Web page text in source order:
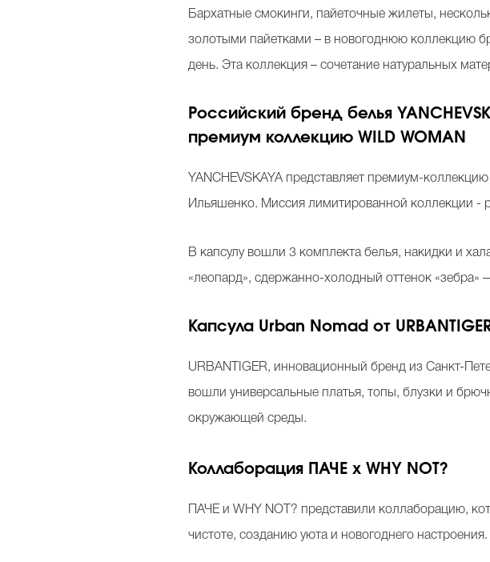
Бархатные смокинги, пайеточные жилеты,
золотыми пайетками – в новогоднюю коллекцию
день. Эта коллекция – сочетание натуральных
Российский бренд белья
премиум коллекцию WILD WOMAN
YANCHEVSKAYA представляет премиум-
Ильяшенко. Миссия лимитированной коллекции -
В капсулу вошли 3 комплекта белья, накидки и
«леопард», сдержанно-холодный оттенок
Капсула Urban Nomad от
URBANTIGER, инновационный бренд из Санкт-
вошли универсальные платья, топы, блузки и
окружающей среды.
Коллаборация ПАЧЕ х WHY NOT?
ПАЧЕ и WHY NOT? представили коллаборацию,
чистоте, созданию уюта и новогоднего настроения.